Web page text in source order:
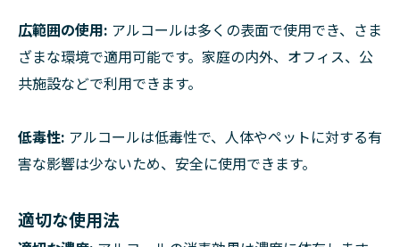
広範囲の使用: アルコールは多くの表面で使用でき、さま
ざまな環境で適用可能です。家庭の内外、オフィス、公
共施設などで利用できます。
低毒性: アルコールは低毒性で、人体やペットに対する有
害な影響は少ないため、安全に使用できます。
適切な使用法